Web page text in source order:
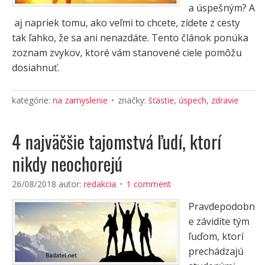
a úspešným? A
aj napriek tomu, ako veľmi to chcete, zídete z cesty
tak ľahko, že sa ani nenazdáte. Tento článok ponúka
zoznam zvykov, ktoré vám stanovené ciele pomôžu
dosiahnuť.
kategórie: na zamyslenie značky: šťastie, úspech, zdravie
4 najväčšie tajomstvá ľudí, ktorí
nikdy neochorejú
26/08/2018 autor: redakcia 1 comment
Pravdepodobn
e závidíte tým
ľuďom, ktorí
prechádzajú